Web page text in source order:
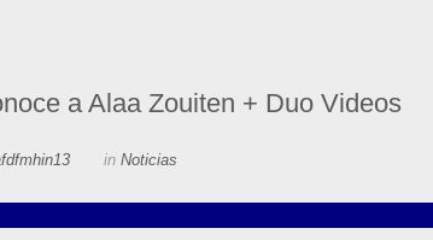
a Alaa Zouiten + Duo Videos
in Noticias